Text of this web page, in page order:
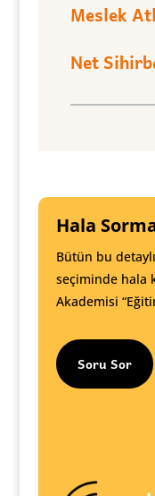
Meslek
Net
Hala
Bütün bu
seçiminde hala
Akademisi
Soru Sor